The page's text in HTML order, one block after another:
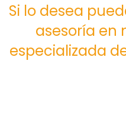
Si lo desea
asesoría en
especializada